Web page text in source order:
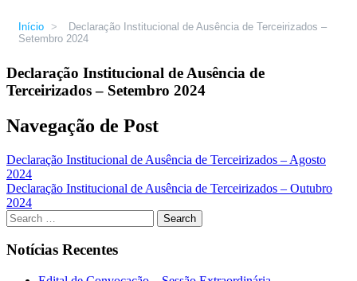
Início >
Declaração Institucional de Ausência de Terceirizados –
Setembro 2024
Declaração Institucional de Ausência de
Terceirizados – Setembro 2024
Navegação de Post
Declaração Institucional de Ausência de Terceirizados – Agosto
2024
Declaração Institucional de Ausência de Terceirizados – Outubro
2024
Notícias Recentes